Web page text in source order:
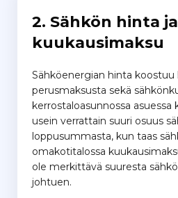
2. Sähkön hinta ja
kuukausimaksu
Sähköenergian hinta koostuu
perusmaksusta sekä
kerrostaloasunnossa asuessa
usein verrattain suuri osuus
loppusummasta, kun taas
omakotitalossa
ole merkittävä suuresta
johtuen.